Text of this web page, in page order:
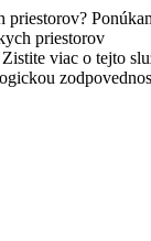
priestorov?
priestorov
viac o tejto